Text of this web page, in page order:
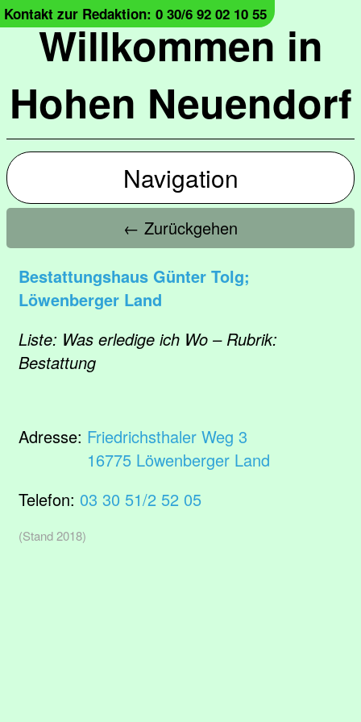
Willkommen in
Hohen Neuendorf
Kontakt zur Redaktion: 0 30/6 92 02 10 55
Navigation
← Zurückgehen
Bestattungshaus Günter Tolg;
Löwenberger Land
Liste: Was erledige ich Wo – Rubrik:
Bestattung
Adresse: Friedrichsthaler Weg 3
16775 Löwenberger Land
Telefon: 03 30 51/2 52 05
(Stand 2018)